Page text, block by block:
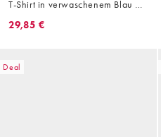
T-Shirt in verwaschenem Blau mit
rotem Logo-Etikett
29,85 €
Deal